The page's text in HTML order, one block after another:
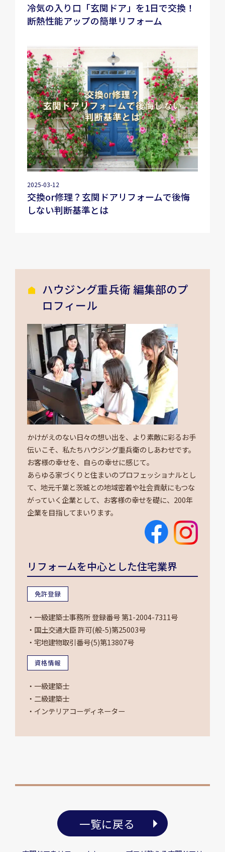
冷気の入り口「玄関ドア」を1日で交換！
断熱性能アップの簡単リフォーム
2025-03-12
交換or修理？玄関ドアリフォームで後悔
しない判断基準とは
ハウジング重兵衛 編集部のプ
ロフィール
かけがえのない日々の想い出を、より素敵に彩るお手
伝いこそ、私たちハウジング重兵衛のしあわせです。
お客様の幸せを、自らの幸せに感じて。
あらゆる家づくりと住まいのプロフェッショナルとし
て、地元千葉と茨城との地域密着や社会貢献にもつな
がっていく企業として、お客様の幸せを礎に、200年
企業を目指してまいります。
リフォームを中心とした住宅業界
免許登録
・一級建築士事務所 登録番号 第1-2004-7311号
・国土交通大臣 許可(般-5)第25003号
・宅地建物取引番号(5)第13807号
資格情報
・一級建築士
・二級建築士
・インテリアコーディネーター
一覧に戻る